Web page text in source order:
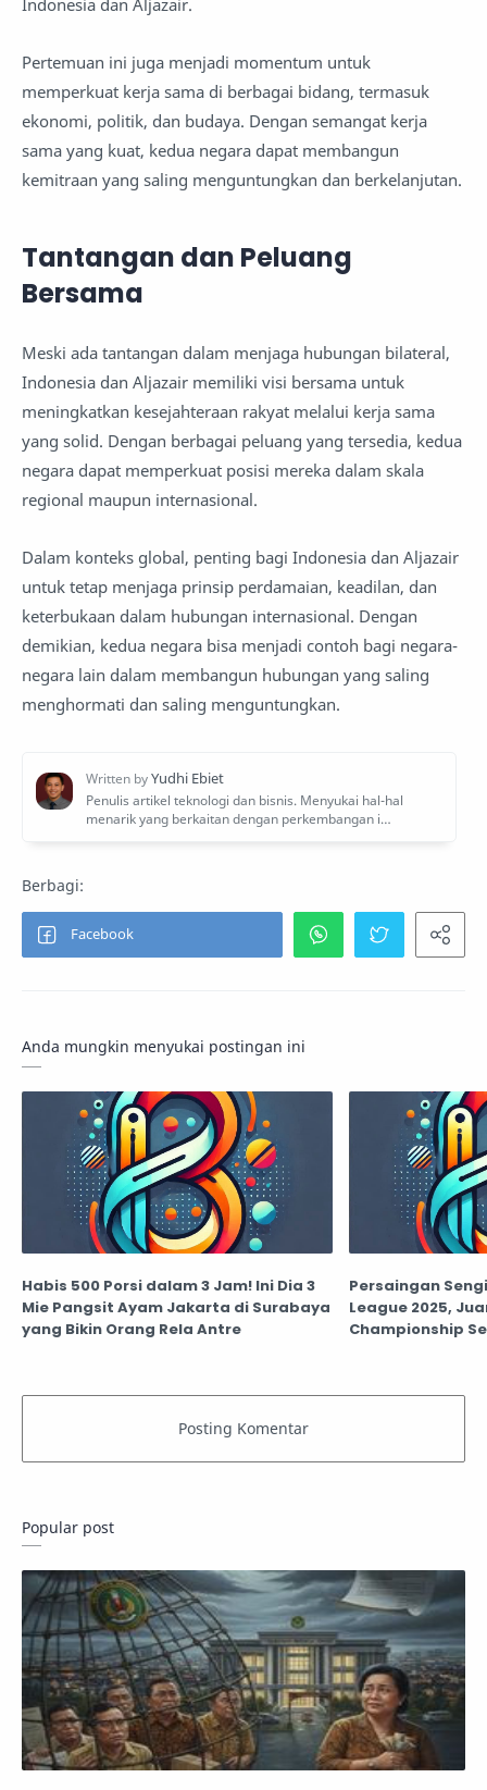
Indonesia dan Aljazair.
Pertemuan ini juga menjadi momentum untuk
memperkuat kerja sama di berbagai bidang, termasuk
ekonomi, politik, dan budaya. Dengan semangat kerja
sama yang kuat, kedua negara dapat membangun
kemitraan yang saling menguntungkan dan berkelanjutan.
Tantangan dan Peluang
Bersama
Meski ada tantangan dalam menjaga hubungan bilateral,
Indonesia dan Aljazair memiliki visi bersama untuk
meningkatkan kesejahteraan rakyat melalui kerja sama
yang solid. Dengan berbagai peluang yang tersedia, kedua
negara dapat memperkuat posisi mereka dalam skala
regional maupun internasional.
Dalam konteks global, penting bagi Indonesia dan Aljazair
untuk tetap menjaga prinsip perdamaian, keadilan, dan
keterbukaan dalam hubungan internasional. Dengan
demikian, kedua negara bisa menjadi contoh bagi negara-
negara lain dalam membangun hubungan yang saling
menghormati dan saling menguntungkan.
Anda mungkin menyukai postingan ini
Habis 500 Porsi dalam 3 Jam! Ini Dia 3
Mie Pangsit Ayam Jakarta di Surabaya
yang Bikin Orang Rela Antre
Persaingan
League 2025,
Championship
Popular post